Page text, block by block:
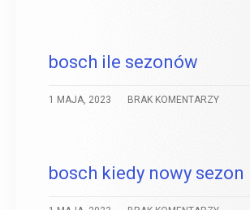
bosch ile sezonów
1 MAJA, 2023 BRAK KOMENTARZY
bosch kiedy nowy sezon